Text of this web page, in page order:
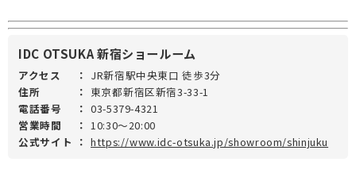
IDC OTSUKA 新宿ショールーム
アクセス ： JR新宿駅中央東口 徒歩3分
住所
： 東京都新宿区新宿3-33-1
電話番号
： 03-5379-4321
営業時間
： 10:30～20:00
公式サイト
： https://www.idc-otsuka.jp/showroom/shinjuku